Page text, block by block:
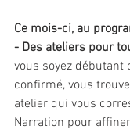
Ce mois-ci, au
- Des ateliers pour
vous soyez débutant
confirmé, vous
atelier qui vous
Narration pour